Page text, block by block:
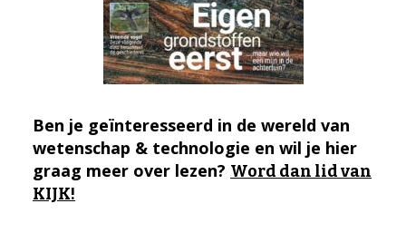
Ben je geïnteresseerd in de wereld van
wetenschap & technologie en wil je hier
graag meer over lezen? Word dan lid van
KIJK!